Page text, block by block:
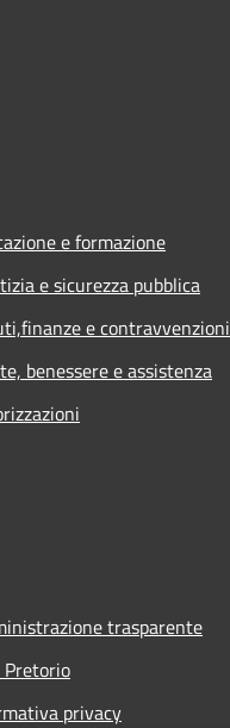
e formazione
e sicurezza pubblica
e contravvenzioni
benessere e assistenza
trasparente
Pretorio
privacy